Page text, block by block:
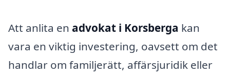
Att anlita en advokat i Korsberga kan
vara en viktig investering, oavsett om det
handlar om familjerätt, affärsjuridik eller